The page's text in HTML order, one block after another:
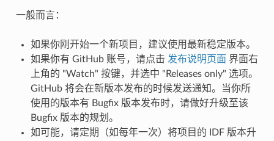
一般而言：
如果你刚开始一个新项目，建议使用最新稳定版本。
如果你有 GitHub 账号，请点击 发布说明页面 界面右
上角的 "Watch" 按键，并选中 "Releases only" 选项。
GitHub 将会在新版本发布的时候发送通知。当你所
使用的版本有 Bugfix 版本发布时，请做好升级至该
Bugfix 版本的规划。
如可能，请定期（如每年一次）将项目的 IDF 版本升